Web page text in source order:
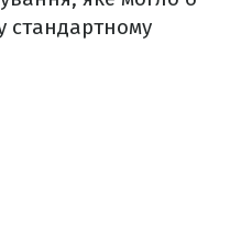
стандартному